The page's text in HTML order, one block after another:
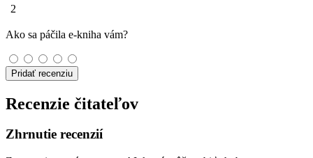
2
Ako sa páčila e-kniha vám?
Pridať recenziu
Recenzie čitateľov
Zhrnutie recenzií